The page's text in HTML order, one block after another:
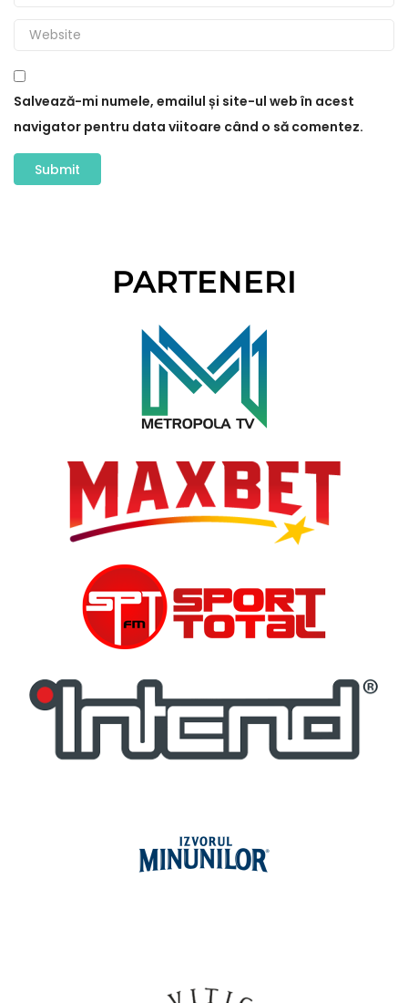
Salvează-mi numele, emailul și site-ul web în acest
navigator pentru data viitoare când o să comentez.
PARTENERI